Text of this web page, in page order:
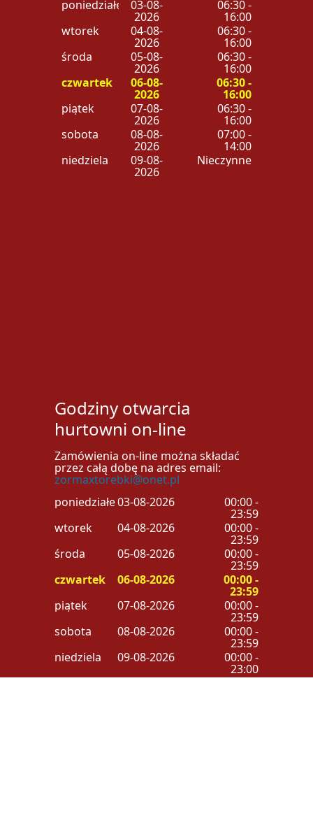
poniedziałek 03-08-
2026
06:30 -
16:00
wtorek
04-08-
2026
06:30 -
16:00
środa
05-08-
2026
06:30 -
16:00
czwartek
06-08-
2026
06:30 -
16:00
piątek
07-08-
2026
06:30 -
16:00
sobota
08-08-
2026
07:00 -
14:00
niedziela
09-08-
2026
Nieczynne
Godziny otwarcia
hurtowni on-line
Zamówienia on-line można składać
przez całą dobę na adres email:
zormaxtorebki@onet.pl
poniedziałek03-08-2026 00:00 -
23:59
wtorek
04-08-2026 00:00 -
23:59
środa
05-08-2026 00:00 -
23:59
czwartek
06-08-2026 00:00 -
23:59
piątek
07-08-2026 00:00 -
23:59
sobota
08-08-2026 00:00 -
23:59
niedziela
09-08-2026 00:00 -
23:00